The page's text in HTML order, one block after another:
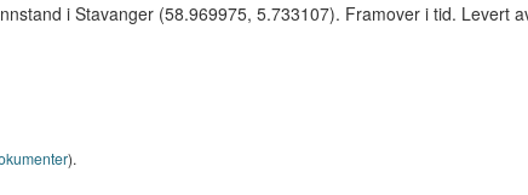
i Stavanger (58.969975, 5.733107). Framover i tid. Levert
).